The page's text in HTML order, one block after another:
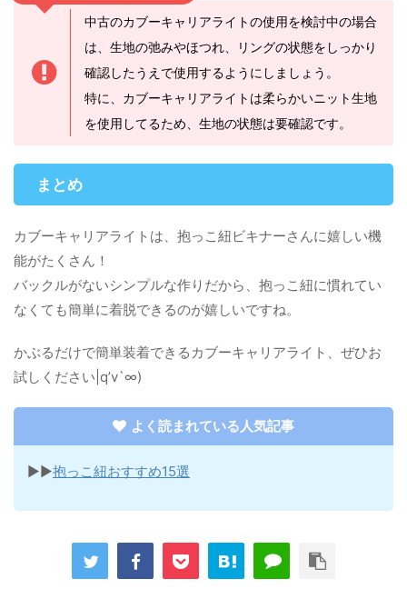
中古のカブーキャリアライトの使用を検討中の場合
は、生地の弛みやほつれ、リングの状態をしっかり
確認したうえで使用するようにしましょう。
特に、カブーキャリアライトは柔らかいニット生地
を使用してるため、生地の状態は要確認です。
まとめ
カブーキャリアライトは、抱っこ紐ビキナーさんに嬉しい機
能がたくさん！
バックルがないシンプルな作りだから、抱っこ紐に慣れてい
なくても簡単に着脱できるのが嬉しいですね。
かぶるだけで簡単装着できるカブーキャリアライト、ぜひお
試しください|q’v`∞)
よく読まれている人気記事
▶▶抱っこ紐おすすめ15選